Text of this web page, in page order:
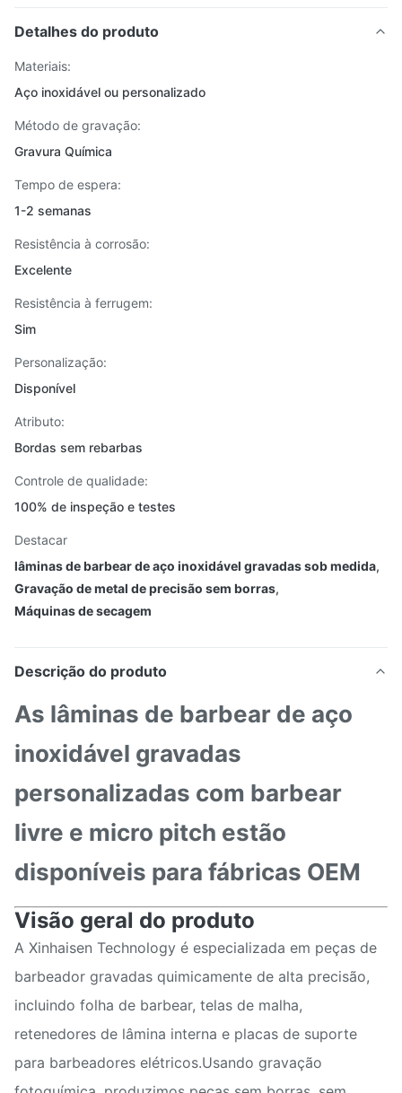
Detalhes do produto
Materiais:
Aço inoxidável ou personalizado
Método de gravação:
Gravura Química
Tempo de espera:
1-2 semanas
Resistência à corrosão:
Excelente
Resistência à ferrugem:
Sim
Personalização:
Disponível
Atributo:
Bordas sem rebarbas
Controle de qualidade:
100% de inspeção e testes
Destacar
lâminas de barbear de aço inoxidável gravadas sob medida,
Gravação de metal de precisão sem borras,
Máquinas de secagem
Descrição do produto
As lâminas de barbear de aço
inoxidável gravadas
personalizadas com barbear
livre e micro pitch estão
disponíveis para fábricas OEM
Visão geral do produto
A Xinhaisen Technology é especializada em peças de
barbeador gravadas quimicamente de alta precisão,
incluindo folha de barbear, telas de malha,
retenedores de lâmina interna e placas de suporte
para barbeadores elétricos.Usando gravação